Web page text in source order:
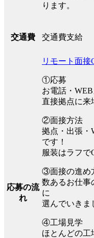
ります。
交通費 交通費支給
応募の流
れ
リモート面接
①応募
お電話・
直接拠点に
②面接方法
拠点・出張・
です！
服装はラフで
③面接の進め
数あるお仕事
に
選んでいきま
④工場見学
ほとんどの工